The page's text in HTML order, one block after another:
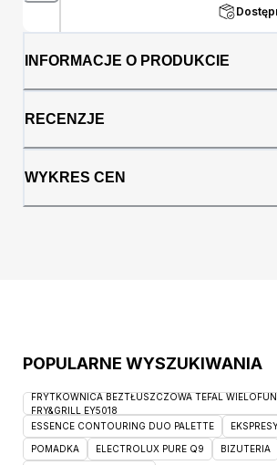
dodatkowy sprzęt RTV i
z nim związane. Atutem mebla
czystość pod meblem, również
sprzątającym. Szczegóły: mebel
dołu, podstawa: profil stalowy
malowany proszkowo na
INFORMACJE O PRODUKCIE
RECENZJE
WYKRES CEN
POPULARNE WYSZUKIWANIA
FRYTKOWNICA BEZTŁUSZCZOWA TEFAL
FRY&GRILL EY5018
ESSENCE CONTOURING DUO PALETTE
POMADKA ELECTROLUX PURE Q9 BIZUTERIA